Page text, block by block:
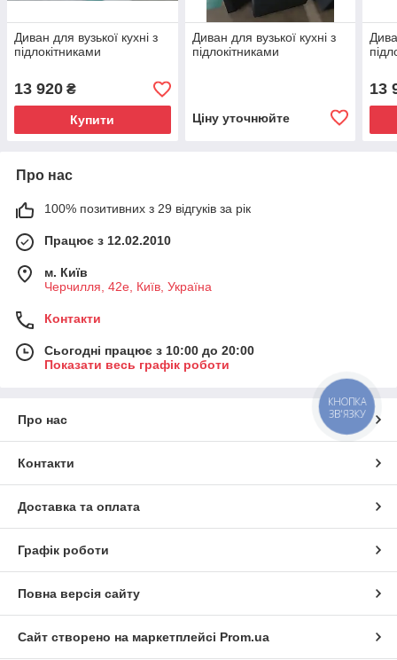
Диван для вузької кухні з
підлокітниками
13 920 ₴
Купити
Диван для вузької кухні з
підлокітниками
Ціну уточнюйте
13
Про нас
100% позитивних з 29 відгуків за рік
Працює з 12.02.2010
м. Київ
Черчилля, 42е, Київ, Україна
Контакти
Сьогодні працює з 10:00 до 20:00
Показати весь графік роботи
Про нас
Контакти
Доставка та оплата
Графік роботи
Повна версія сайту
Сайт створено на маркетплейсі Prom.ua
КНОПКА
ЗВ'ЯЗКУ